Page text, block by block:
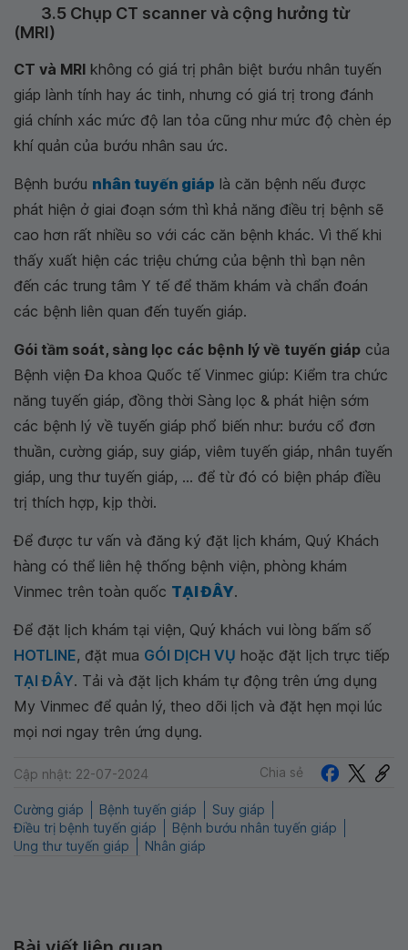
3.5 Chụp CT scanner và cộng hưởng từ
(MRI)
CT và MRI không có giá trị phân biệt bướu nhân tuyến
giáp lành tính hay ác tinh, nhưng có giá trị trong đánh
giá chính xác mức độ lan tỏa cũng như mức độ chèn ép
khí quản của bướu nhân sau ức.
Bệnh bướu nhân tuyến giáp là căn bệnh nếu được
phát hiện ở giai đoạn sớm thì khả năng điều trị bệnh sẽ
cao hơn rất nhiều so với các căn bệnh khác. Vì thế khi
thấy xuất hiện các triệu chứng của bệnh thì bạn nên
đến các trung tâm Y tế để thăm khám và chẩn đoán
các bệnh liên quan đến tuyến giáp.
Gói tầm soát, sàng lọc các bệnh lý về tuyến giáp của
Bệnh viện Đa khoa Quốc tế Vinmec giúp: Kiểm tra chức
năng tuyến giáp, đồng thời Sàng lọc & phát hiện sớm
các bệnh lý về tuyến giáp phổ biến như: bướu cổ đơn
thuần, cường giáp, suy giáp, viêm tuyến giáp, nhân tuyến
giáp, ung thư tuyến giáp, ... để từ đó có biện pháp điều
trị thích hợp, kịp thời.
Để được tư vấn và đăng ký đặt lịch khám, Quý Khách
hàng có thể liên hệ thống bệnh viện, phòng khám
Vinmec trên toàn quốc TẠI ĐÂY.
Để đặt lịch khám tại viện, Quý khách vui lòng bấm số
HOTLINE, đặt mua GÓI DỊCH VỤ hoặc đặt lịch trực tiếp
TẠI ĐÂY. Tải và đặt lịch khám tự động trên ứng dụng
My Vinmec để quản lý, theo dõi lịch và đặt hẹn mọi lúc
mọi nơi ngay trên ứng dụng.
Cập nhật: 22-07-2024 Chia sẻ
Cường giáp Bệnh tuyến giáp
Suy giáp
Điều trị bệnh tuyến giáp
Bệnh bướu nhân tuyến giáp
Ung thư tuyến giáp
Nhân giáp